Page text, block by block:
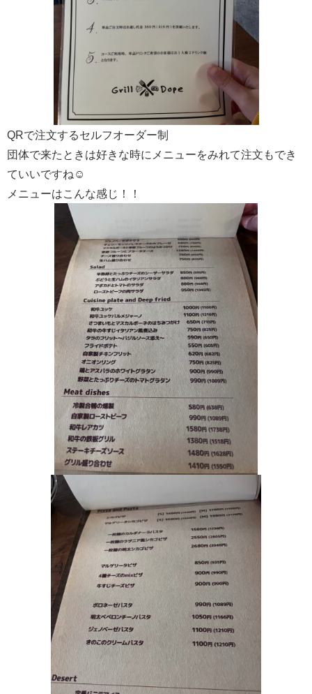
QRで注文するセルフオーダー制
団体で来たときは好きな時にメニューをみれて注文もでき
ていいですね☺
メニューはこんな感じ！！